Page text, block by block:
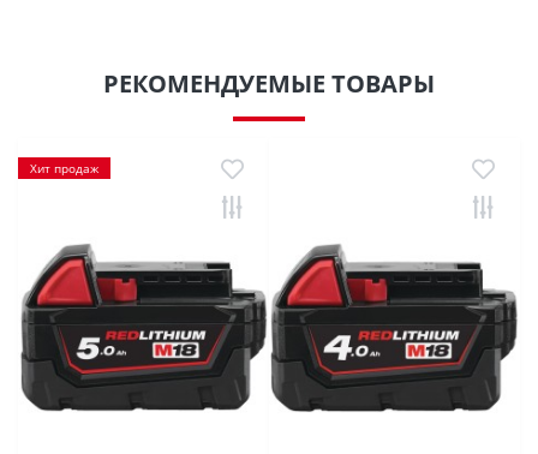
РЕКОМЕНДУЕМЫЕ ТОВАРЫ
Хит продаж